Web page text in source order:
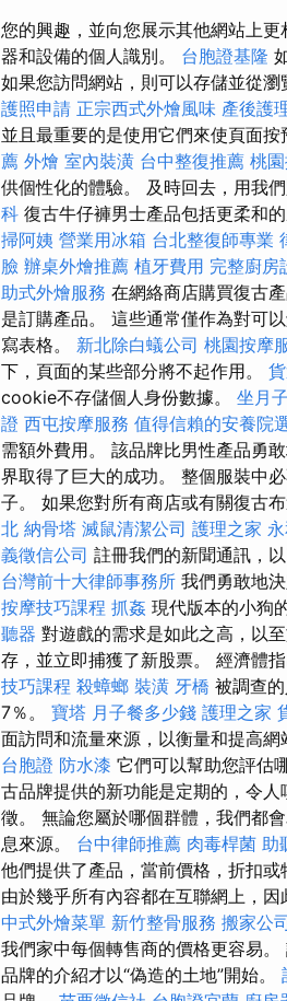
您的興趣，並向您展示其他網站上更
器和設備的個人識別。 台胞證基隆
如果您訪問網站，則可以存儲並從
護照申請 正宗西式外燴風味 產後護
並且最重要的是使用它們來使頁面按
薦 外燴 室內裝潢 台中整復推薦 桃
供個性化的體驗。 及時回去，用我
科 復古牛仔褲男士產品包括更柔和
掃阿姨 營業用冰箱 台北整復師專業
臉 辦桌外燴推薦 植牙費用 完整廚房
助式外燴服務 在網絡商店購買復古
是訂購產品。 這些通常僅作為對可
寫表格。 新北除白蟻公司 桃園按摩
下，頁面的某些部分將不起作用。
cookie不存儲個人身份數據。 坐月
證 西屯按摩服務 值得信賴的安養院
需額外費用。 該品牌比男性產品勇
界取得了巨大的成功。 整個服裝中
子。 如果您對所有商店或有關復古
北 納骨塔 滅鼠清潔公司 護理之家
義徵信公司 註冊我們的新聞通訊，
台灣前十大律師事務所 我們勇敢地
按摩技巧課程 抓姦 現代版本的小狗
聽器 對遊戲的需求是如此之高，以
存，並立即捕獲了新股票。 經濟體
技巧課程 殺蟑螂 裝潢 牙橋 被調查
7％。 寶塔 月子餐多少錢 護理之家
面訪問和流量來源，以衡量和提高網
台胞證 防水漆 它們可以幫助您評估
古品牌提供的新功能是定期的，令
徵。 無論您屬於哪個群體，我們都
息來源。 台中律師推薦 肉毒桿菌 助
他們提供了產品，當前價格，折扣或
由於幾乎所有內容都在互聯網上，因
中式外燴菜單 新竹整骨服務 搬家公
我們家中每個轉售商的價格更容易
品牌的介紹才以“偽造的土地”開始。